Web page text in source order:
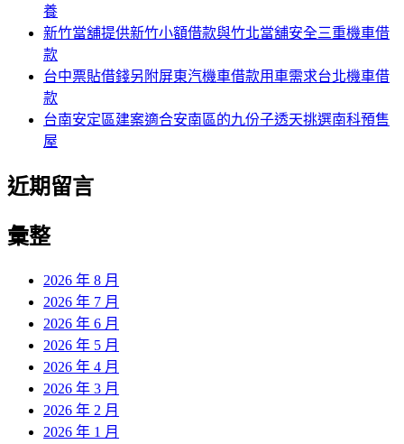
養
新竹當舖提供新竹小額借款與竹北當舖安全三重機車借
款
台中票貼借錢另附屏東汽機車借款用車需求台北機車借
款
台南安定區建案適合安南區的九份子透天挑選南科預售
屋
近期留言
彙整
2026 年 8 月
2026 年 7 月
2026 年 6 月
2026 年 5 月
2026 年 4 月
2026 年 3 月
2026 年 2 月
2026 年 1 月